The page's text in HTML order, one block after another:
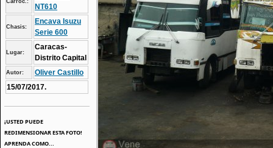
Carroc.:
NT610
Chasis:
Encava Isuzu
Serie 600
Lugar:
Caracas-
Distrito Capital
Autor:
Oliver Castillo
15/07/2017.
¡USTED PUEDE
REDIMENSIONAR ESTA FOTO!
APRENDA COMO...